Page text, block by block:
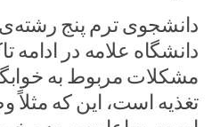
دانشجوی ترم پنج
دانشگاه علامه در ادامه
مشکلات مربوط به
تغذیه است، این که